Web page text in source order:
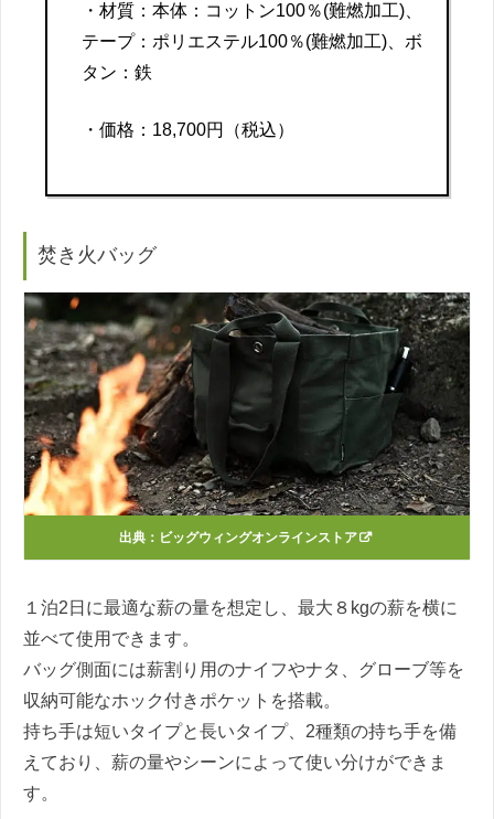
・材質：本体：コットン100％(難燃加工)、
テープ：ポリエステル100％(難燃加工)、ボ
タン：鉄
・価格：18,700円（税込）
焚き火バッグ
出典： ビッグウィングオンラインストア
１泊2日に最適な薪の量を想定し、最大８kgの薪を横に
並べて使用できます。
バッグ側面には薪割り用のナイフやナタ、グローブ等を
収納可能なホック付きポケットを搭載。
持ち手は短いタイプと長いタイプ、2種類の持ち手を備
えており、薪の量やシーンによって使い分けができま
す。